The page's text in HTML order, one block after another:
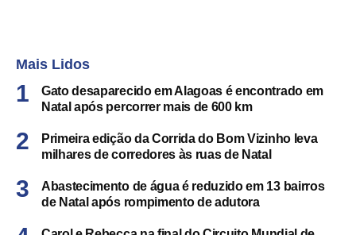
Mais Lidos
Gato desaparecido em Alagoas é encontrado em
Natal após percorrer mais de 600 km
Primeira edição da Corrida do Bom Vizinho leva
milhares de corredores às ruas de Natal
Abastecimento de água é reduzido em 13 bairros
de Natal após rompimento de adutora